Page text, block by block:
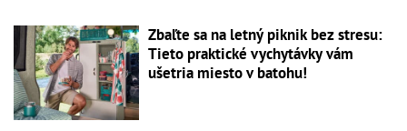
Zbaľte sa na letný piknik bez stresu:
Tieto praktické vychytávky vám
ušetria miesto v batohu!